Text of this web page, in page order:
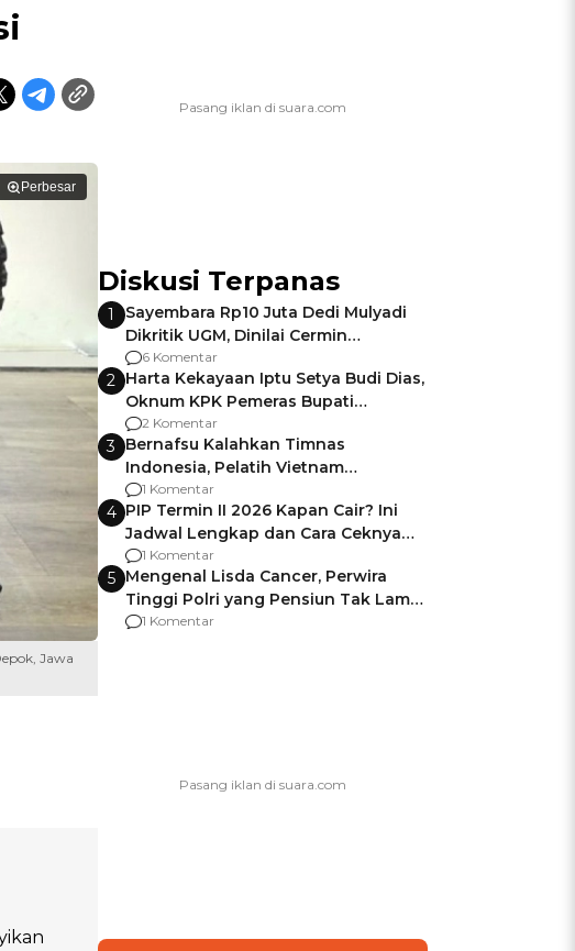
Perbesar
Jawa
Diskusi Terpanas
1
Sayembara Rp10 Juta Dedi Mulyadi
Dikritik UGM, Dinilai Cermin
Gagalnya Negara Jamin Keamanan
6 Komentar
2 Harta Kekayaan Iptu Setya Budi Dias,
Oknum KPK Pemeras Bupati
Pemalang
2 Komentar
3 Bernafsu Kalahkan Timnas
Indonesia, Pelatih Vietnam
Berencana Pakai Jimat di Pakansari
1 Komentar
4 PIP Termin II 2026 Kapan Cair? Ini
Jadwal Lengkap dan Cara Ceknya
agar Dana Tidak Hangus!
1 Komentar
5 Mengenal Lisda Cancer, Perwira
Tinggi Polri yang Pensiun Tak Lama
Usai Jadi Brigjen
1 Komentar